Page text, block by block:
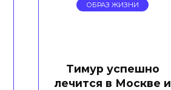
ОБРАЗ ЖИЗНИ
Тимур успешно
лечится в Москве и